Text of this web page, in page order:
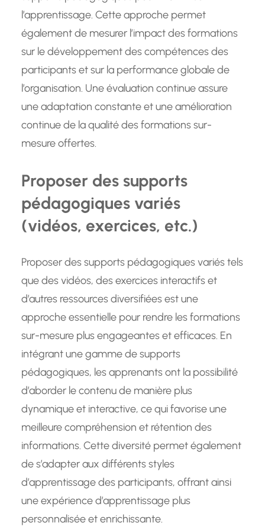
l’apprentissage. Cette approche permet
également de mesurer l’impact des formations
sur le développement des compétences des
participants et sur la performance globale de
l’organisation. Une évaluation continue assure
une adaptation constante et une amélioration
continue de la qualité des formations sur-
mesure offertes.
Proposer des supports
pédagogiques variés
(vidéos, exercices, etc.)
Proposer des supports pédagogiques variés tels
que des vidéos, des exercices interactifs et
d’autres ressources diversifiées est une
approche essentielle pour rendre les formations
sur-mesure plus engageantes et efficaces. En
intégrant une gamme de supports
pédagogiques, les apprenants ont la possibilité
d’aborder le contenu de manière plus
dynamique et interactive, ce qui favorise une
meilleure compréhension et rétention des
informations. Cette diversité permet également
de s’adapter aux différents styles
d’apprentissage des participants, offrant ainsi
une expérience d’apprentissage plus
personnalisée et enrichissante.